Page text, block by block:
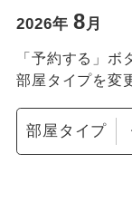
2026年 8月
「予約する」ボ
部屋タイプを変
部屋タイプ